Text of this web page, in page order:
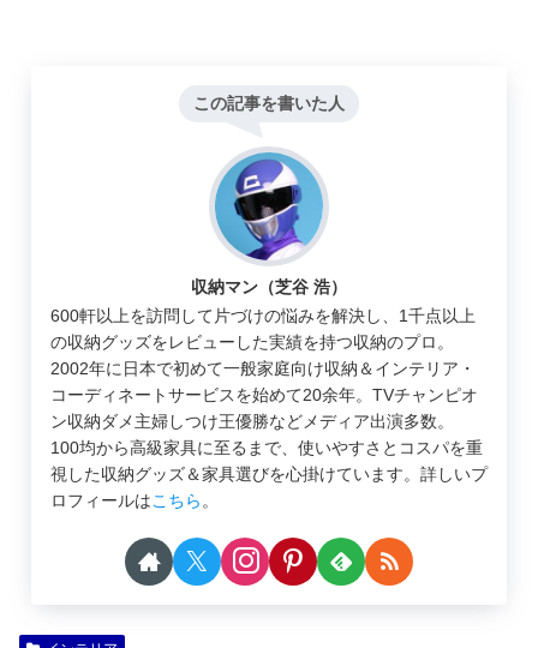
この記事を書いた人
収納マン（芝谷 浩）
600軒以上を訪問して片づけの悩みを解決し、1千点以上
の収納グッズをレビューした実績を持つ収納のプロ。
2002年に日本で初めて一般家庭向け収納＆インテリア・
コーディネートサービスを始めて20余年。TVチャンピオ
ン収納ダメ主婦しつけ王優勝などメディア出演多数。
100均から高級家具に至るまで、使いやすさとコスパを重
視した収納グッズ＆家具選びを心掛けています。詳しいプ
ロフィールはこちら 。